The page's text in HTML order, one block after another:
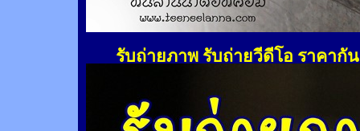
รับถ่ายภาพ รับถ่ายวีดีโอ ราคากั